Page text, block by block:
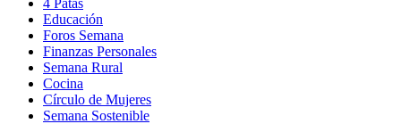
new
window
in
new
window
4 Patas
Educación
Foros Semana
Finanzas Personales
Semana Rural
Cocina
Círculo de Mujeres
Semana Sostenible